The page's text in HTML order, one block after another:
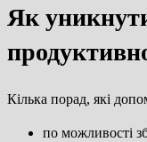
Як
Кілька порад, які
по можливості